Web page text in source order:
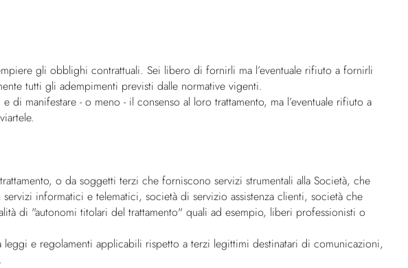
gli obblighi contrattuali. Sei libero di fornirli ma l’eventuale rifiuto a fornirli
tutti gli adempimenti previsti dalle normative vigenti.
manifestare - o meno - il consenso al loro trattamento, ma l’eventuale rifiuto a
o da soggetti terzi che forniscono servizi strumentali alla Società, che
informatici e telematici, società di servizio assistenza clienti, società che
di "autonomi titolari del trattamento" quali ad esempio, liberi professionisti o
e regolamenti applicabili rispetto a terzi legittimi destinatari di comunicazioni,